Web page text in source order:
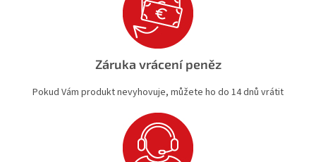
Záruka vrácení peněz
Pokud Vám produkt nevyhovuje, můžete ho do 14 dnů vrátit